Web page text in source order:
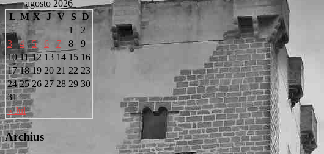
agosto 2026
L M X J V S D
« Jul
1
2
3
4 5 6 7 8
9
10 11 12 13 14 15 16
17 18 19 20 21 22 23
24 25 26 27 28 29 30
31
Archius